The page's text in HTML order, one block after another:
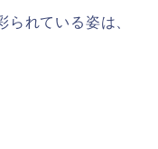
れている姿は、